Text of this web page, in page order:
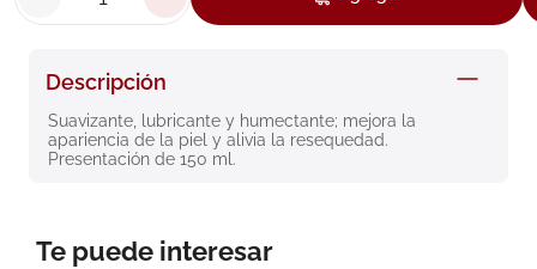
Descripción
Suavizante, lubricante y humectante; mejora la
apariencia de la piel y alivia la resequedad.
Presentación de 150 ml.
Te puede interesar
7. isdin
8. roche posay
9 . nivea